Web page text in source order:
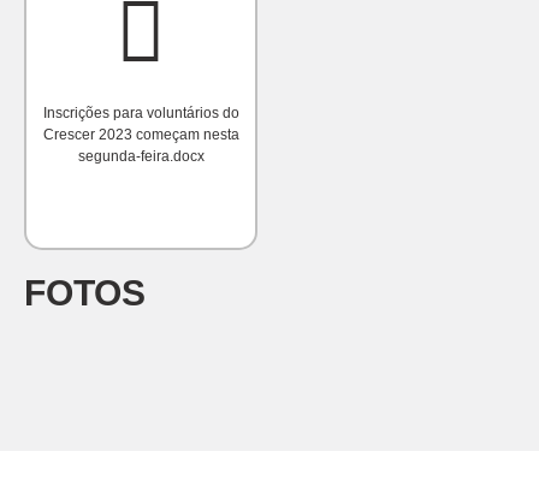
Inscrições para voluntários do
Crescer 2023 começam nesta
segunda-feira.docx
FOTOS